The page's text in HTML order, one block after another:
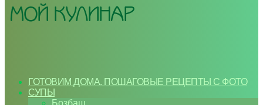
ГОТОВИМ ДОМА. ПОШАГОВЫЕ РЕЦЕПТЫ С ФОТО
СУПЫ
Бозбаш